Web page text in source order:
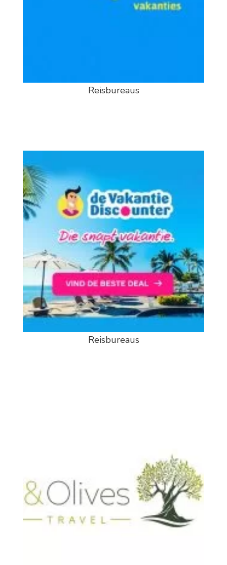
Reisbureaus
Reisbureaus